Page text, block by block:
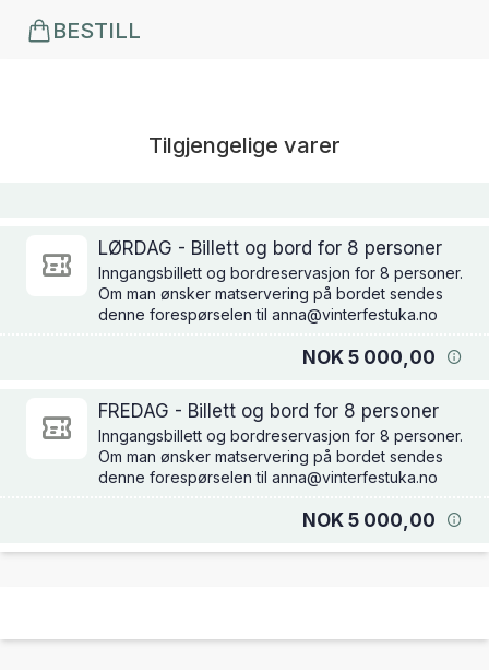
BESTILL
Tilgjengelige varer
LØRDAG - Billett og bord for 8 personer
Inngangsbillett og bordreservasjon for 8 personer.
Om man ønsker matservering på bordet sendes
denne forespørselen til anna@vinterfestuka.no
NOK 5 000,00
FREDAG - Billett og bord for 8 personer
Inngangsbillett og bordreservasjon for 8 personer.
Om man ønsker matservering på bordet sendes
denne forespørselen til anna@vinterfestuka.no
NOK 5 000,00